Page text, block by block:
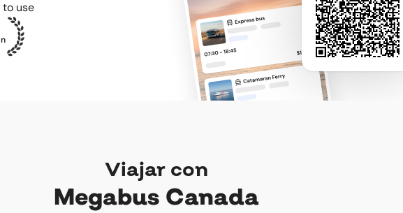
to use
Viajar con
Megabus Canada